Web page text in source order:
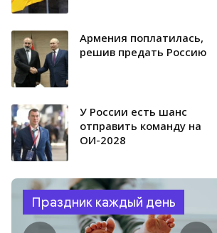
Армения поплатилась,
решив предать Россию
У России есть шанс
отправить команду на
ОИ-2028
Праздник каждый день